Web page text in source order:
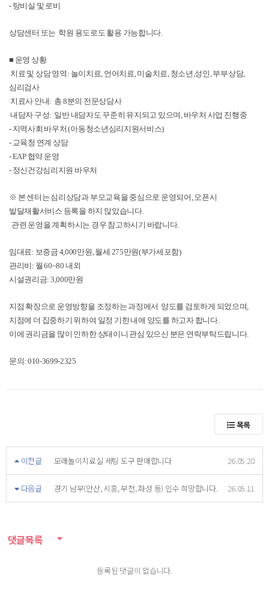
- 탕비실 및 로비
상담센터 또는 학원 용도로도 활용 가능합니다.
■ 운영 상황
치료 및 상담 영역: 놀이치료, 언어치료, 미술치료, 청소년,성인, 부부상담,
심리검사
치료사 안내: 총 8분의 전문상담사
내담자 구성: 일반 내담자도 꾸준히 유지되고 있으며, 바우처 사업 진행중
- 지역사회 바우처 (아동청소년심리지원서비스)
- 교육청 연계 상담
- EAP 협약 운영
- 정신건강심리지원 바우처
※ 본 센터는 심리상담과 부모교육을 중심으로 운영되어, 오픈시
발달재활서비스 등록을 하지 않았습니다.
관련 운영을 계획하시는 경우 참고하시기 바랍니다.
임대료: 보증금 4,000만원, 월세 275만원(부가세포함)
관리비: 월 60~80 내외
시설권리금: 3,000만원
지점 확장으로 운영방향을 조정하는 과정에서 양도를 검토하게 되었으며,
지점에 더 집중하기 위하여 일정 기한 내에 양도를 하고자 합니다.
이에 권리금을 많이 인하한 상태이니 관심 있으신 분은 연락부탁드립니다.
문의: 010-3699-2325
목록
이전글 모래놀이치료실 세팅 도구 판매합니다 26.05.20
다음글 경기 남부(안산, 시흥, 부천, 화성 등) 인수 희망합니다. 26.05.11
댓글목록
등록된 댓글이 없습니다.